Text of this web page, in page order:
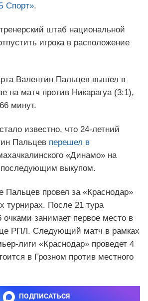
Спорт».
штаб национальной
игрока в расположение
Валентин Пальцев вышел в
на матч против Никарагуа (3:1),
минут.
известно, что 24-летний
Пальцев перешел в
«Динамо» на
последующим выкупом.
Пальцев провел за «Краснодар»
турнирах. После 21 тура
очками занимает первое место в
РПЛ. Следующий матч в рамках
лиги «Краснодар» проведет 4
в Грозном против местного
ПОДПИСАТЬСЯ